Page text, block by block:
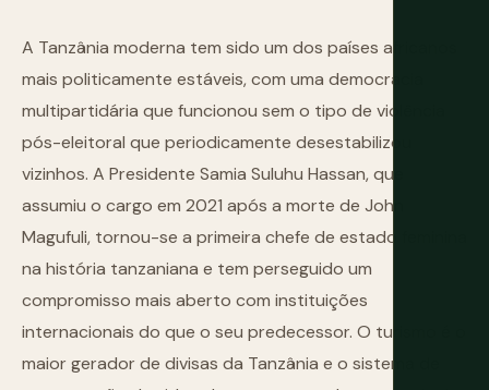
A Tanzânia moderna tem sido um dos países africanos
mais politicamente estáveis, com uma democracia
multipartidária que funcionou sem o tipo de violência
pós-eleitoral que periodicamente desestabilizou
vizinhos. A Presidente Samia Suluhu Hassan, que
assumiu o cargo em 2021 após a morte de John
Magufuli, tornou-se a primeira chefe de estado feminina
na história tanzaniana e tem perseguido um
compromisso mais aberto com instituições
internacionais do que o seu predecessor. O turismo é o
maior gerador de divisas da Tanzânia e o sistema de